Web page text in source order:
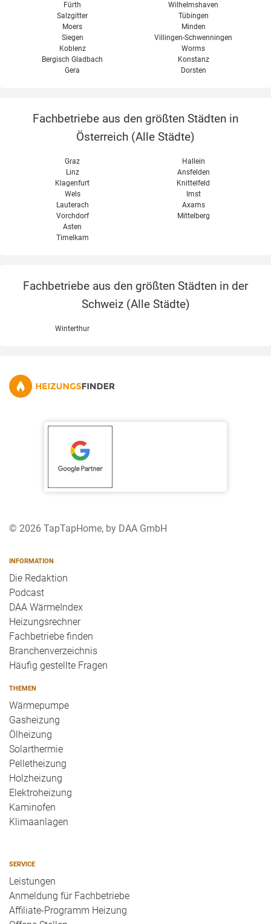
Fürth
Salzgitter
Moers
Siegen
Koblenz
Bergisch Gladbach
Gera
Wilhelmshaven
Tübingen
Minden
Villingen-Schwenningen
Worms
Konstanz
Dorsten
Fachbetriebe aus den größten Städten in
Österreich (Alle Städte)
Graz
Linz
Klagenfurt
Wels
Hallein
Ansfelden
Knittelfeld
Imst
Lauterach
Vorchdorf
Asten
Timelkam
Axams
Mittelberg
Fachbetriebe aus den größten Städten in der
Schweiz (Alle Städte)
Winterthur
© 2026 TapTapHome, by DAA GmbH
INFORMATION
Die Redaktion
Podcast
DAA WärmeIndex
Heizungsrechner
Fachbetriebe finden
Branchenverzeichnis
Häufig gestellte Fragen
THEMEN
Wärmepumpe
Gasheizung
Ölheizung
Solarthermie
Pelletheizung
Holzheizung
Elektroheizung
Kaminofen
Klimaanlagen
SERVICE
Leistungen
Anmeldung für Fachbetriebe
Affiliate-Programm Heizung